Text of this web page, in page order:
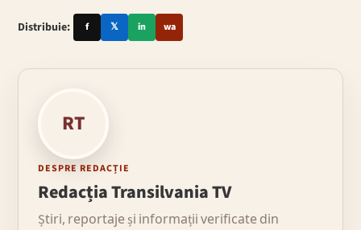
Distribuie: f 𝕏 in wa
RT
DESPRE REDACȚIE
Redacția Transilvania TV
Știri, reportaje și informații verificate din